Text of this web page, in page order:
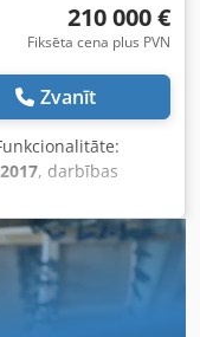
210 000 €
Fiksēta cena plus PVN
Zvanīt
2017, darbības
zs)
30 km/h, pirmā
(TÜV):07/2026,
,